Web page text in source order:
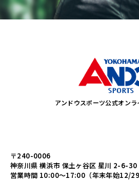
アンドウスポーツ公式オン
〒240-0006
神奈川県 横浜市 保土ヶ谷区 星川 2-6-30
営業時間 10:00～17:00（年末年始12/29